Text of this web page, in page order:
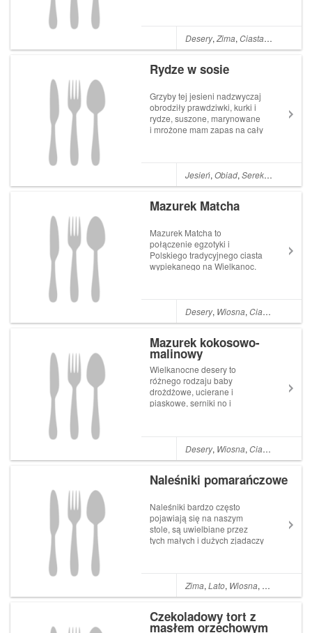
cynamonu oraz dżem
wiśniowy najlepiej z
nasączenia ...
Desery,Zima,Ciasta,Ciemna
Rydze w sosie
Grzyby tej jesieni nadzwyczaj
obrodziły prawdziwki, kurki i
rydze, suszone, marynowane
i mrożone mam zapas na cały
sosach nie poleca się
suszenia rydzy, lub
Jesień,Obiad,Serek mascarpone
Mazurek Matcha
Mazurek Matcha to
połączenie egzotyki i
Polskiego tradycyjnego ciasta
wypiekanego na Wielkanoc.
smaku. Krem do tarty jest
bardzo łatwy i błyskawiczny
Desery, Wiosna,Ciasta
Mazurek kokosowo-
malinowy
Wielkanocne desery to
różnego rodzaju baby
drożdżowe, ucierane i
piaskowe, serniki no i
cieście. Mazurki to bardzo
proste ciasta i mało
bardzo smaczne. K...
Desery, Wiosna,Ciasta
Naleśniki pomarańczowe
Naleśniki bardzo często
pojawiają się na naszym
stole, są uwielbiane przez
tych małych i dużych zjadaczy
składem. Tym razem
upiekłam naleśniki
dodała...
Zima,Lato, Wiosna, Obiad
Czekoladowy tort z
masłem orzechowym